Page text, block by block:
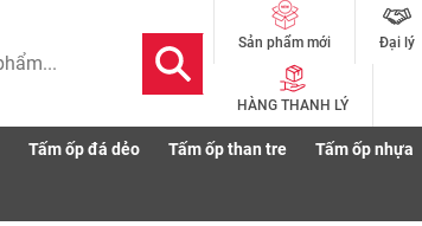
Sản phẩm mới Đại lý
HÀNG THANH LÝ
Tấm ốp đá dẻo Tấm ốp than tre Tấm ốp nhựa